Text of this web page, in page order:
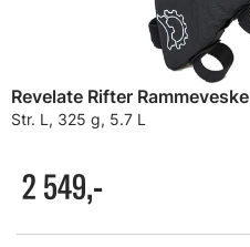
Revelate Rifter Rammeveske
Str. L, 325 g, 5.7 L
2 549,-